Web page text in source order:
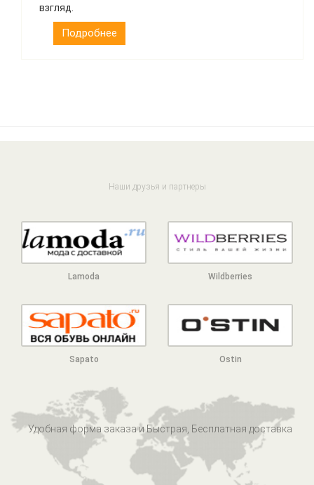
взгляд.
Подробнее
Наши друзья и партнеры
Lamoda Wildberries
Sapato Ostin
Удобная форма заказа и Быстрая, Бесплатная доставка